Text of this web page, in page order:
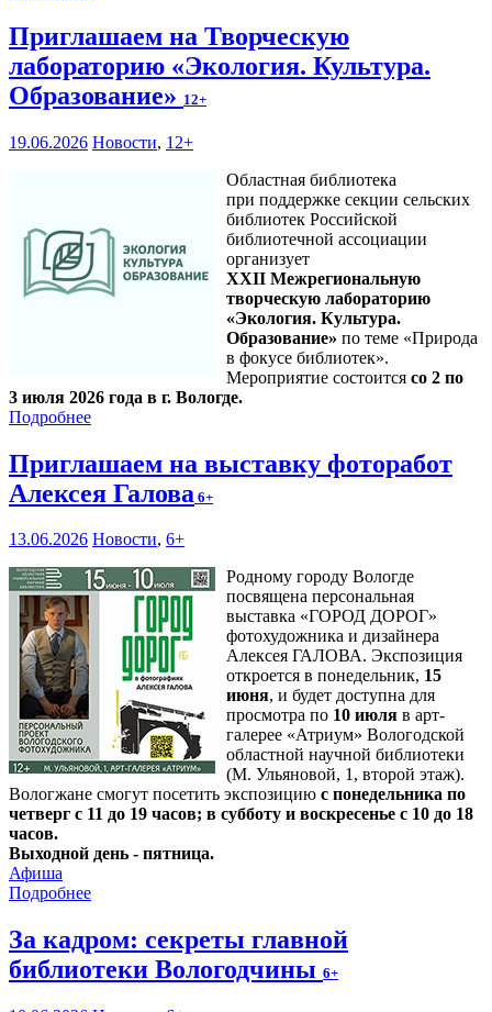
Приглашаем на Творческую
лабораторию «Экология. Культура.
Образование» 12+
19.06.2026 Новости, 12+
Областная библиотека
при поддержке секции сельских
библиотек Российской
библиотечной ассоциации
организует
XXII Межрегиональную
творческую лабораторию
«Экология. Культура.
Образование» по теме «Природа
в фокусе библиотек».
Мероприятие состоится со 2 по
3 июля 2026 года в г. Вологде.
Подробнее
Приглашаем на выставку фоторабот
Алексея Галова 6+
13.06.2026 Новости, 6+
Родному городу Вологде
посвящена персональная
выставка «ГОРОД ДОРОГ»
фотохудожника и дизайнера
Алексея ГАЛОВА. Экспозиция
откроется в понедельник, 15
июня, и будет доступна для
просмотра по 10 июля в арт-
галерее «Атриум» Вологодской
областной научной библиотеки
(М. Ульяновой, 1, второй этаж).
Вологжане смогут посетить экспозицию с понедельника по
четверг с 11 до 19 часов; в субботу и воскресенье с 10 до 18
часов.
Выходной день - пятница.
Афиша
Подробнее
За кадром: секреты главной
библиотеки Вологодчины 6+